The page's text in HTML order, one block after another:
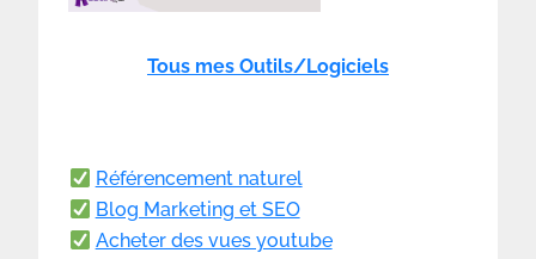
Tous mes Outils/Logiciels
Référencement naturel
Blog Marketing et SEO
Acheter des vues youtube